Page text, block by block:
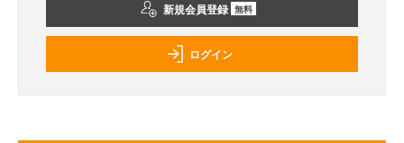
新規会員登録 無料
ログイン